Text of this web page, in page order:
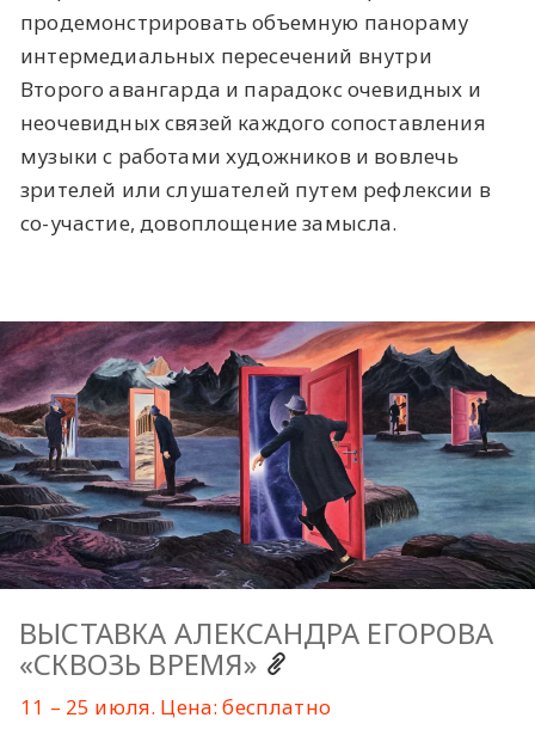
продемонстрировать объемную панораму
интермедиальных пересечений внутри
Второго авангарда и парадокс очевидных и
неочевидных связей каждого сопоставления
музыки с работами художников и вовлечь
зрителей или слушателей путем рефлексии в
со-участие, довоплощение замысла.
ВЫСТАВКА АЛЕКСАНДРА ЕГОРОВА
«СКВОЗЬ ВРЕМЯ»
11 – 25 июля. Цена: бесплатно